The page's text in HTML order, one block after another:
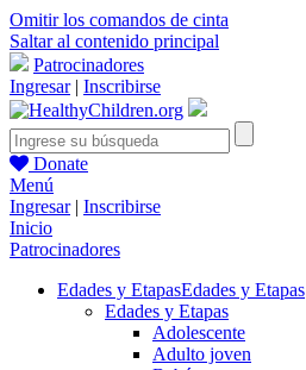
Omitir los comandos de cinta
Saltar al contenido principal
Patrocinadores
Ingresar| Inscribirse
Donate
Menú
Ingresar| Inscribirse
Inicio
Patrocinadores
Edades y EtapasEdades y Etapas
Edades y Etapas
Adolescente
Adulto joven